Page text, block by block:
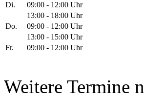
Di.
09:00 - 12:00 Uhr
13:00 - 18:00 Uhr
Do.
09:00 - 12:00 Uhr
13:00 - 15:00 Uhr
Fr.
09:00 - 12:00 Uhr
Weitere Termine